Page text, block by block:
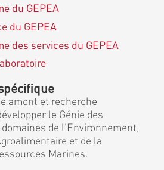
du GEPEA
du GEPEA
des services du GEPEA
amont et recherche
le Génie des
de l'Environnement,
et de la
Marines.